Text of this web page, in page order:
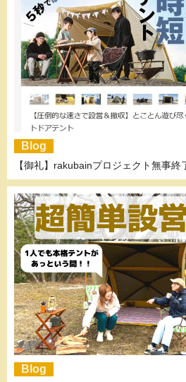
Blog
【御礼】rakubainプロジェクト無事終
Blog